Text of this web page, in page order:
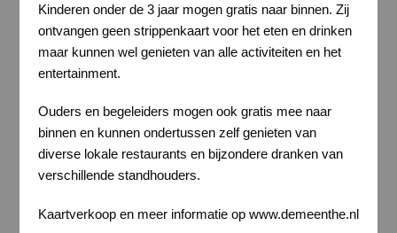
Kinderen onder de 3 jaar mogen gratis naar binnen. Zij
ontvangen geen strippenkaart voor het eten en drinken
maar kunnen wel genieten van alle activiteiten en het
entertainment.
Ouders en begeleiders mogen ook gratis mee naar
binnen en kunnen ondertussen zelf genieten van
diverse lokale restaurants en bijzondere dranken van
verschillende standhouders.
Kaartverkoop en meer informatie op www.demeenthe.nl